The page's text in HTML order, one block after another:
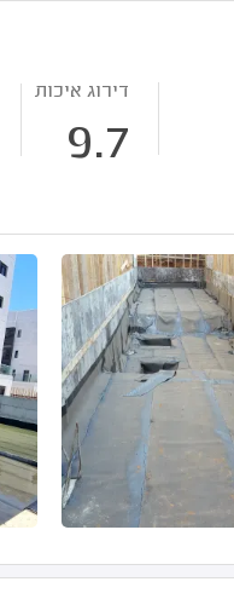
דירוג איכות
9.7